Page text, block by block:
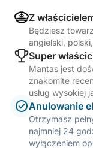
Z
Będziesz
angielski,
Super
Mantas jest
znakomite
usług wysokiej
Anulowanie
Otrzymasz
najmniej 24
wyłączeniem